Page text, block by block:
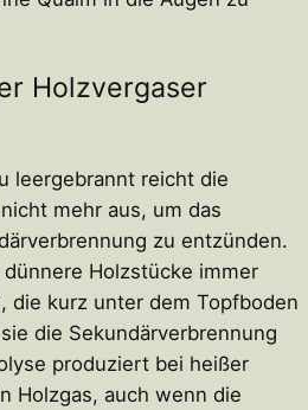
Holzvergaser
leergebrannt reicht die
mehr aus, um das
zu entzünden.
Holzstücke immer
die kurz unter dem Topfboden
die Sekundärverbrennung
produziert bei heißer
Holzgas, auch wenn die